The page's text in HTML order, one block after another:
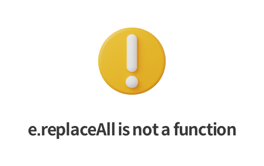
e.replaceAll is not a function